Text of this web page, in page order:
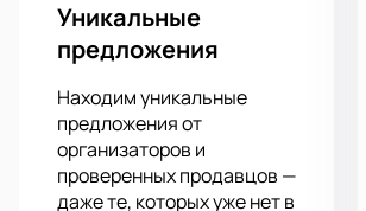
Уникальные
предложения
Находим уникальные
предложения от
организаторов и
проверенных продавцов —
даже те, которых уже нет в